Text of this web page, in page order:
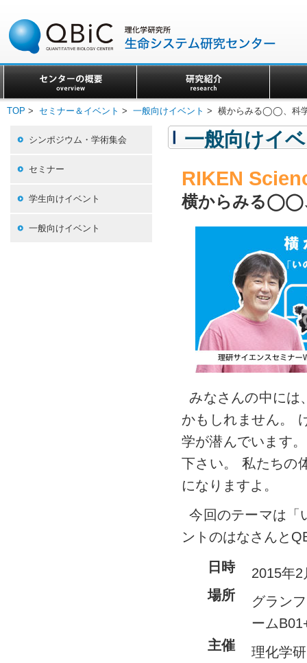
TOP > セミナー＆イベント > 一般向けイベント > 横からみる◯◯、科
シンポジウム・学術集会
セミナー
学生向けイベント
一般向けイベント
一般向けイ
RIKEN
横からみる◯◯
みなさんの中には
かもしれません。
学が潜んでいます
下さい。 私たちの
になりますよ。
今回のテーマは「
ントのはなさんと
日時
2015年
場所
グラン
ーム
主催
理化学